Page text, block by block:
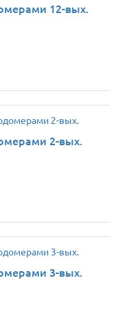
12-вых.
2-вых.
3-вых.